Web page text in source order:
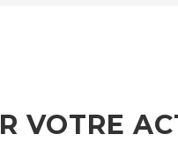
VOTRE